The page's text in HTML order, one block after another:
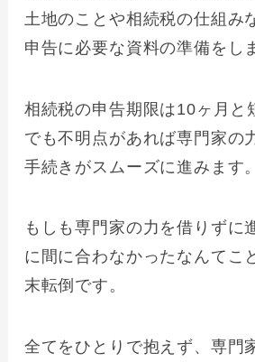
土地のことや相続税の仕組み
申告に必要な資料の準備をし
相続税の申告期限は10ヶ月と
でも不明点があれば専門家の
手続きがスムーズに進みます。
もしも専門家の力を借りずに
に間に合わなかったなんてこ
末転倒です。
全てをひとりで抱えず、専門